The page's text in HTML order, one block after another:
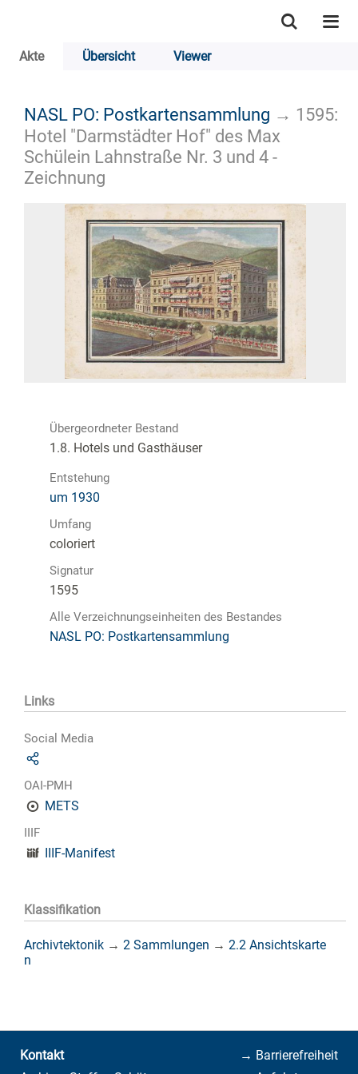
Akte Übersicht Viewer
NASL PO: Postkartensammlung → 1595:
Hotel "Darmstädter Hof" des Max
Schülein Lahnstraße Nr. 3 und 4 -
Zeichnung
Übergeordneter Bestand
1.8. Hotels und Gasthäuser
Entstehung
um 1930
Umfang
coloriert
Signatur
1595
Alle Verzeichnungseinheiten des Bestandes
NASL PO: Postkartensammlung
Links
Social Media
OAI-PMH
METS
IIIF
IIIF-Manifest
Klassifikation
Archivtektonik → 2 Sammlungen → 2.2 Ansichtskarte
n
→ Barrierefreiheit
Kontakt